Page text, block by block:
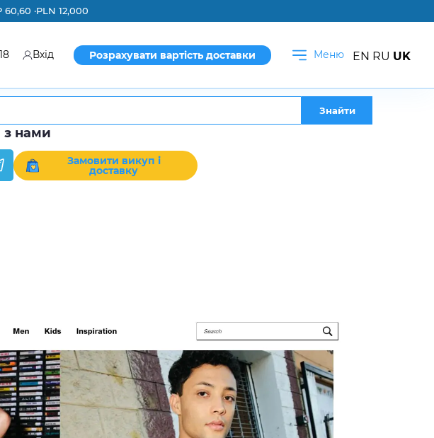
60,60 ·PLN 12,000
Вхід Розрахувати вартість доставки Меню
Знайти
з нами
Замовити викуп і
доставку
EN RU UK